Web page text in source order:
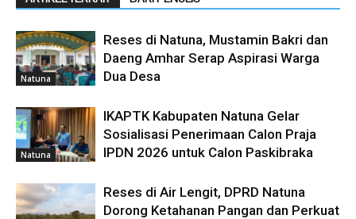
Natuna
Reses di Natuna, Mustamin Bakri dan
Daeng Amhar Serap Aspirasi Warga
Dua Desa
Natuna
IKAPTK Kabupaten Natuna Gelar
Sosialisasi Penerimaan Calon Praja
IPDN 2026 untuk Calon Paskibraka
Reses di Air Lengit, DPRD Natuna
Dorong Ketahanan Pangan dan Perkuat